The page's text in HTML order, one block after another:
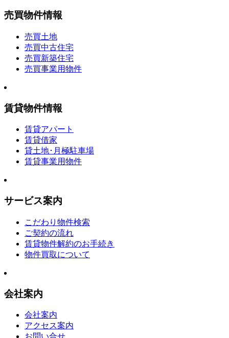
売買物件情報
売買土地
売買中古住宅
売買新築住宅
売買事業用物件
賃貸物件情報
賃貸アパート
賃貸借家
貸土地･月極駐車場
賃貸事業用物件
サービス案内
こだわり物件検索
ご契約の流れ
賃貸物件解約のお手続き
物件買取について
会社案内
会社案内
アクセス案内